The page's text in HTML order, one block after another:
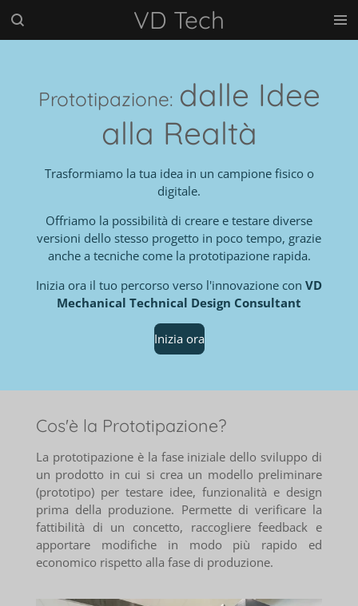
Vai
VD Tech
Prototipazione: dalle Idee
alla Realtà
Trasformiamo la tua idea in un campione fisico o
digitale.
Offriamo la possibilità di creare e testare diverse
versioni dello stesso progetto in poco tempo, grazie
anche a tecniche come la prototipazione rapida.
Inizia ora il tuo percorso verso l'innovazione con VD
Mechanical Technical Design Consultant
Inizia ora
Cos'è la Prototipazione?
La prototipazione è la fase iniziale dello sviluppo di
un prodotto in cui si crea un modello preliminare
(prototipo) per testare idee, funzionalità e design
prima della produzione. Permette di verificare la
fattibilità di un concetto, raccogliere feedback e
apportare modifiche in modo più rapido ed
economico rispetto alla fase di produzione.